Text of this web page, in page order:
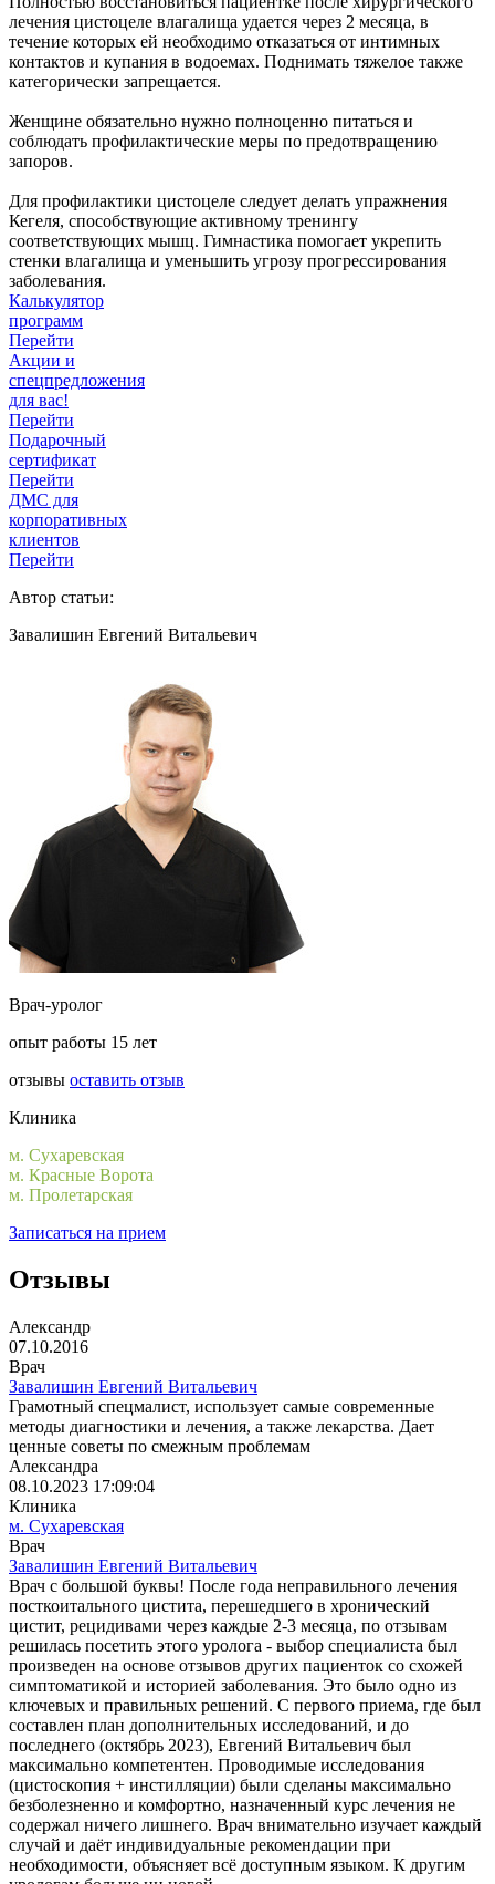
лечения цистоцеле влагалища удается через 2 месяца, в
течение которых ей необходимо отказаться от интимных
контактов и купания в водоемах. Поднимать тяжелое также
категорически запрещается.
Женщине обязательно нужно полноценно питаться и
соблюдать профилактические меры по предотвращению
запоров.
Для профилактики цистоцеле следует делать упражнения
Кегеля, способствующие активному тренингу
соответствующих мышц. Гимнастика помогает укрепить
стенки влагалища и уменьшить угрозу прогрессирования
заболевания.
Калькулятор
программ
Перейти
Акции и
спецпредложения
для вас!
Перейти
Подарочный
сертификат
Перейти
ДМС для
корпоративных
клиентов
Перейти
Автор статьи:
Завалишин Евгений Витальевич
Врач-уролог
опыт работы 15 лет
отзывы оставить отзыв
Клиника
м. Сухаревская
м. Красные Ворота
м. Пролетарская
Записаться на прием
Отзывы
Александр
07.10.2016
Врач
Завалишин Евгений Витальевич
Грамотный спецмалист, использует самые современные
методы диагностики и лечения, а также лекарства. Дает
ценные советы по смежным проблемам
Александра
08.10.2023 17:09:04
Клиника
м. Сухаревская
Врач
Завалишин Евгений Витальевич
Врач с большой буквы! После года неправильного лечения
посткоитального цистита, перешедшего в хронический
цистит, рецидивами через каждые 2-3 месяца, по отзывам
решилась посетить этого уролога - выбор специалиста был
произведен на основе отзывов других пациенток со схожей
симптоматикой и историей заболевания. Это было одно из
ключевых и правильных решений. С первого приема, где был
составлен план дополнительных исследований, и до
последнего (октябрь 2023), Евгений Витальевич был
максимально компетентен. Проводимые исследования
(цистоскопия + инстилляции) были сделаны максимально
безболезненно и комфортно, назначенный курс лечения не
содержал ничего лишнего. Врач внимательно изучает каждый
случай и даёт индивидуальные рекомендации при
необходимости, объясняет всё доступным языком. К другим